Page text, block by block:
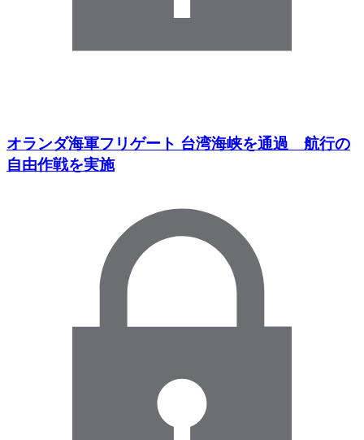
オランダ海軍フリゲート 台湾海峡を通過 航行の
自由作戦を実施